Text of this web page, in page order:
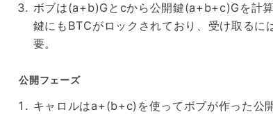
ボブは(a+b)Gとcから公開鍵(a+b+c)Gを計
鍵にもBTCがロックされており、受け取る
要。
公開フェーズ
キャロルはa+(b+c)を使ってボブが作った公